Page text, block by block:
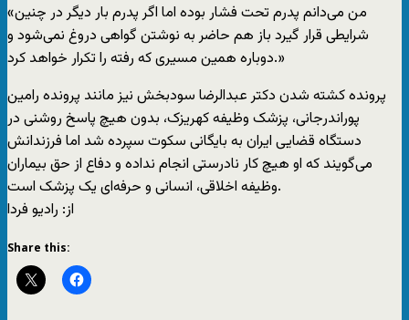
«من می‌دانم پدرم تحت فشار بوده اما اگر پدرم بار دیگر در چنین
شرایطی قرار گیرد باز هم حاضر به نوشتن گواهی دروغ نمی‌شود و
دوباره همین مسیری که رفته را تکرار خواهد کرد.»
پرونده کشته شدن دکتر عبدالرضا سودبخش نیز مانند پرونده رامین
پوراندرجانی، پزشک وظیفه کهریزک، بدون هیچ پاسخ روشنی در
دستگاه قضایی ایران به بایگانی سکوت سپرده شد اما فرزندانش
می‌گویند که او هیچ کار نادرستی انجام نداده و دفاع از حق بیماران
وظیفه اخلاقی، انسانی و حرفه‌ای یک پزشک است.
از: راديو فردا
Share this: